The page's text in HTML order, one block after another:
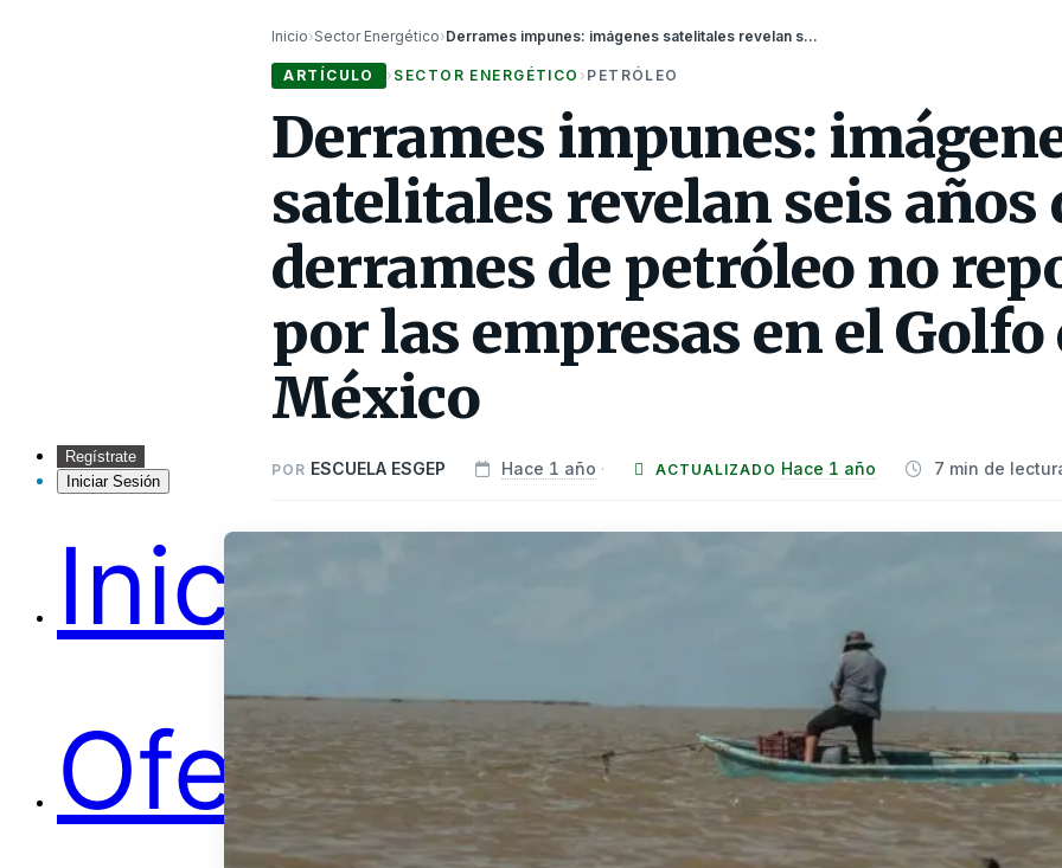
Regístrate
Iniciar Sesión
Inicio
Ofertas
Inicio›Sector Energético› Derrames impunes: imágenes satelitales revelan seis años de derrames de petróleo no reportados por las empresas en el Golfo de México
ARTÍCULO › SECTOR ENERGÉTICO › PETRÓLEO
Derrames impunes:
satelitales revelan seis años
derrames de petróleo no
por las empresas en el Golfo
México
POR ESCUELA ESGEP Hace 1 año · ACTUALIZADO Hace 1 año 7 min de